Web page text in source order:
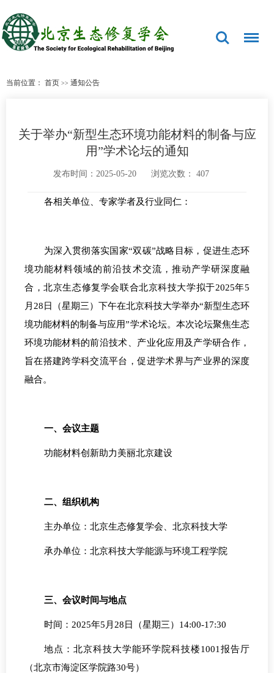
当前位置： 首页 >> 通知公告
关于举办“新型生态环境功能材料的制备与应
用”学术论坛的通知
发布时间：2025-05-20 浏览次数： 407
各相关单位、专家学者及行业同仁：
为深入贯彻落实国家“双碳”战略目标，促进生态环
境功能材料领域的前沿技术交流，推动产学研深度融
合，北京生态修复学会联合北京科技大学拟于2025年5
月28日（星期三）下午在北京科技大学举办“新型生态环
境功能材料的制备与应用”学术论坛。本次论坛聚焦生态
环境功能材料的前沿技术、产业化应用及产学研合作，
旨在搭建跨学科交流平台，促进学术界与产业界的深度
融合。
一、会议主题
功能材料创新助力美丽北京建设
二、组织机构
主办单位：北京生态修复学会、北京科技大学
承办单位：北京科技大学能源与环境工程学院
三、会议时间与地点
时间： 2025年5月28日（星期三）14:00-17:30
地点：北京科技大学能环学院科技楼1001报告厅
（北京市海淀区学院路30号）